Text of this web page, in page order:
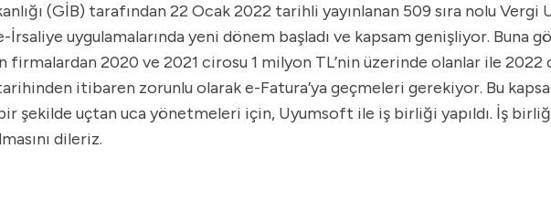
(GİB) tarafından 22 Ocak 2022 tarihli yayınlanan 509 sıra nolu Vergi
uygulamalarında yeni dönem başladı ve kapsam genişliyor. Buna
firmalardan 2020 ve 2021 cirosu 1 milyon TL’nin üzerinde olanlar ile
itibaren zorunlu olarak e-Fatura’ya geçmeleri gerekiyor. Bu
şekilde uçtan uca yönetmeleri için, Uyumsoft ile iş birliği yapıldı. İş
dileriz.